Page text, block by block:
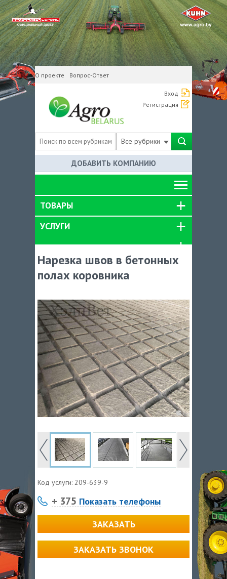
О проекте Вопрос-Ответ
Вход
Регистрация
Все рубрики
ДОБАВИТЬ КОМПАНИЮ
ТОВАРЫ
УСЛУГИ
Нарезка швов в бетонных
полах коровника
Код услуги: 209-639-9
+ 375 Показать телефоны
ЗАКАЗАТЬ
ЗАКАЗАТЬ ЗВОНОК